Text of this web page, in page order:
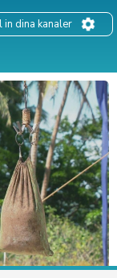
in dina kanaler